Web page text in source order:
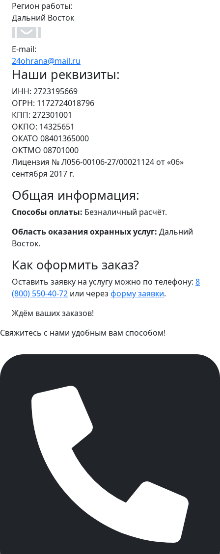
Регион работы:
Дальний Восток
E-mail:
24ohrana@mail.ru
Наши реквизиты:
ИНН: 2723195669
ОГРН: 1172724018796
КПП: 272301001
ОКПО: 14325651
ОКАТО 08401365000
ОКТМО 08701000
Лицензия № Л056-00106-27/00021124 от «06»
сентября 2017 г.
Общая информация:
Способы оплаты: Безналичный расчёт.
Область оказания охранных услуг: Дальний
Восток.
Как оформить заказ?
Оставить заявку на услугу можно по телефону: 8
(800) 550-40-72 или через форму заявки.
Ждём ваших заказов!
Свяжитесь с нами удобным вам способом!